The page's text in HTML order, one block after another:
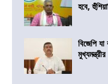
হবে,
বিজেপি
মুখ্যমন্ত্রীর